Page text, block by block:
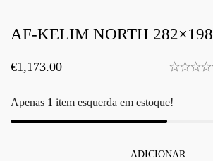
AF-KELIM NORTH 282×198
€1,173.00
Apenas 1 item esquerda em estoque!
ADICIONAR